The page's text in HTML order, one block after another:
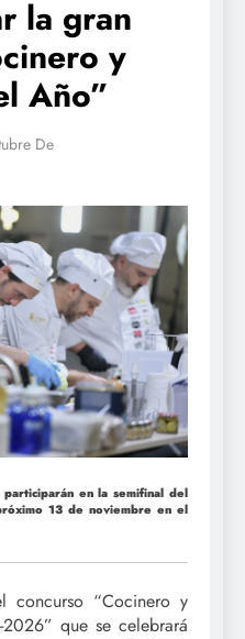
la gran
y
Año”
De
en la semifinal del
13 de noviembre en el
concurso “Cocinero y
que se celebrará